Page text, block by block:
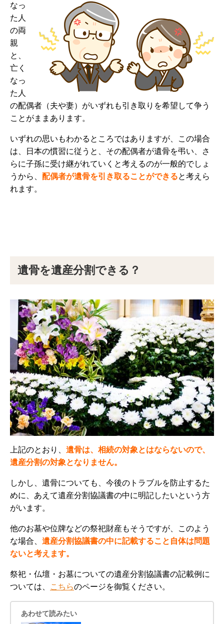
なっ
た人
の両
親
と、
亡く
なっ
た人
の配偶者（夫や妻）がいずれも引き取りを希望して争う
ことがままあります。
いずれの思いもわかるところではありますが、この場合
は、日本の慣習に従うと、その配偶者が遺骨を弔い、さ
らに子孫に受け継がれていくと考えるのが一般的でしょ
うから、 配偶者が遺骨を引き取ることができると考えら
れます。
遺骨を遺産分割できる？
上記のとおり、 遺骨は、相続の対象とはならないので、
遺産分割の対象となりません。
しかし、遺骨についても、今後のトラブルを防止するた
めに、あえて遺産分割協議書の中に明記したいという方
がいます。
他のお墓や位牌などの祭祀財産もそうですが、このよう
な場合、 遺産分割協議書の中に記載すること自体は問題
ないと考えます。
祭祀・仏壇・お墓についての遺産分割協議書の記載例に
ついては、
こちらのページを御覧ください。
あわせて読みたい